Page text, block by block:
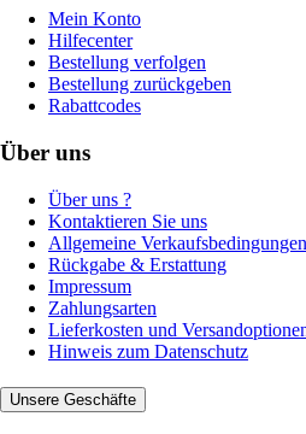
Mein Konto
Hilfecenter
Bestellung verfolgen
Bestellung zurückgeben
Rabattcodes
Über uns
Über uns ?
Kontaktieren Sie uns
Allgemeine Verkaufsbedingungen
Rückgabe & Erstattung
Impressum
Zahlungsarten
Lieferkosten und
Hinweis zum Datenschutz
Unsere Geschäfte